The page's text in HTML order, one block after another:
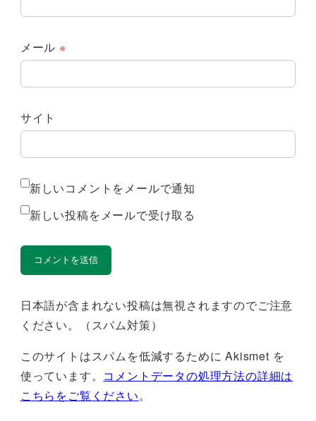
メール ※
サイト
新しいコメントをメールで通知
新しい投稿をメールで受け取る
日本語が含まれない投稿は無視されますのでご注意
ください。（スパム対策）
このサイトはスパムを低減するために Akismet を
使っています。 コメントデータの処理方法の詳細は
こちらをご覧ください。